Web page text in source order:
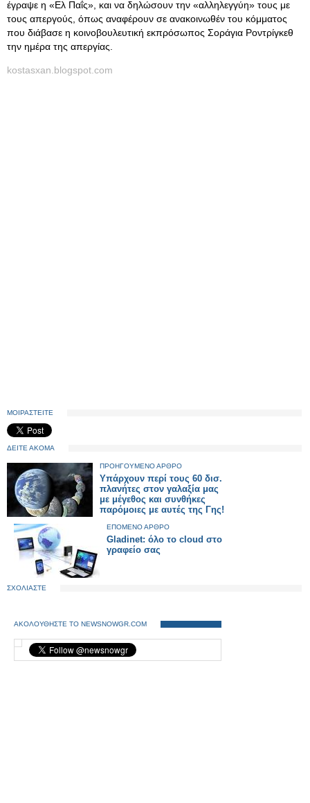
έγραψε η «Ελ Παΐς», και να δηλώσουν την «αλληλεγγύη» τους με
τους απεργούς, όπως αναφέρουν σε ανακοινωθέν του κόμματος
που διάβασε η κοινοβουλευτική εκπρόσωπος Σοράγια Ροντρίγκεθ
την ημέρα της απεργίας.
kostasxan.blogspot.com
ΜΟΙΡΑΣΤΕΙΤΕ
ΔΕΙΤΕ ΑΚΟΜΑ
ΠΡΟΗΓΟΥΜΕΝΟ ΑΡΘΡΟ
Υπάρχουν περί τους 60 δισ.
πλανήτες στον γαλαξία μας
με μέγεθος και συνθήκες
παρόμοιες με αυτές της Γης!
ΕΠΟΜΕΝΟ ΑΡΘΡΟ
Gladinet: όλο το cloud στο
γραφείο σας
ΣΧΟΛΙΑΣΤΕ
ΑΚΟΛΟΥΘΗΣΤΕ ΤΟ NEWSNOWGR.COM